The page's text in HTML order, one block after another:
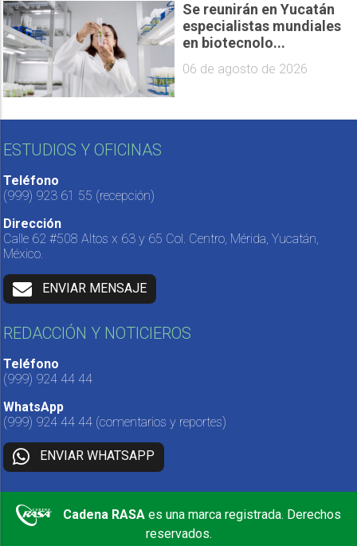
Se reunirán en Yucatán
especialistas mundiales
en biotecnolo...
06 de agosto de 2026
ESTUDIOS Y OFICINAS
Teléfono
(999) 923 61 55 (recepción)
Dirección
Calle 62 #508 Altos x 63 y 65 Col. Centro, Mérida, Yucatán,
México.
ENVIAR MENSAJE
REDACCIÓN Y NOTICIEROS
Teléfono
(999) 924 44 44
WhatsApp
(999) 924 44 44 (comentarios y reportes)
ENVIAR WHATSAPP
Cadena RASA es una marca registrada. Derechos
reservados.